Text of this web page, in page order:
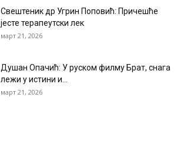
Свештеник др Угрин Поповић: Причешће
јесте терапеутски лек
март 21, 2026
Душан Опачић: У руском филму Брат, снага
лежи у истини и...
март 21, 2026